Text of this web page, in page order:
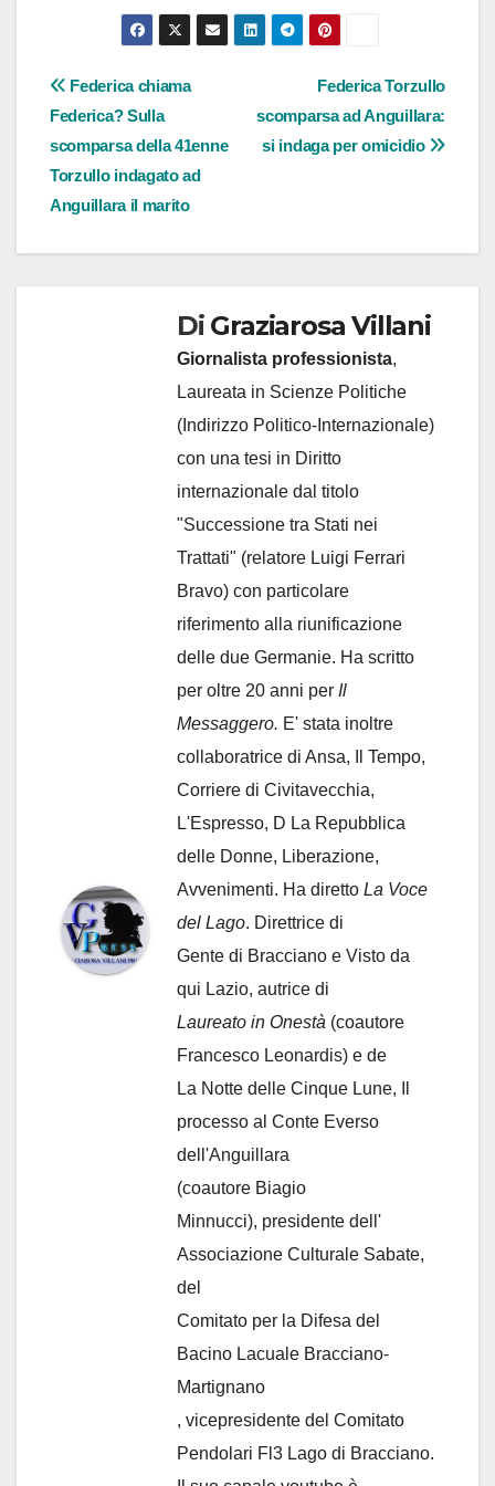
Navigazione
articoli
Federica Torzullo
scomparsa ad Anguillara:
si indaga per omicidio
Federica chiama
Federica? Sulla
scomparsa della 41enne
Torzullo indagato ad
Anguillara il marito
Di Graziarosa Villani
Giornalista professionista,
Laureata in Scienze Politiche
(Indirizzo Politico-Internazionale)
con una tesi in Diritto
internazionale dal titolo
"Successione tra Stati nei
Trattati" (relatore Luigi Ferrari
Bravo) con particolare
riferimento alla riunificazione
delle due Germanie. Ha scritto
per oltre 20 anni per Il
Messaggero. E' stata inoltre
collaboratrice di Ansa, Il Tempo,
Corriere di Civitavecchia,
L'Espresso, D La Repubblica
delle Donne, Liberazione,
Avvenimenti. Ha diretto La Voce
del Lago. Direttrice di
Gente di Bracciano e Visto da
qui Lazio, autrice di
Laureato in Onestà (coautore
Francesco Leonardis) e de
La Notte delle Cinque Lune, Il
processo al Conte Everso
dell'Anguillara
(coautore Biagio
Minnucci), presidente dell'
Associazione Culturale Sabate,
del
Comitato per la Difesa del
Bacino Lacuale Bracciano-
Martignano
, vicepresidente del Comitato
Pendolari Fl3 Lago di Bracciano.